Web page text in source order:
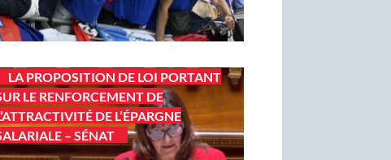
LA PROPOSITION DE LOI PORTANT
LE RENFORCEMENT DE
DE L’ÉPARGNE
– SÉNAT